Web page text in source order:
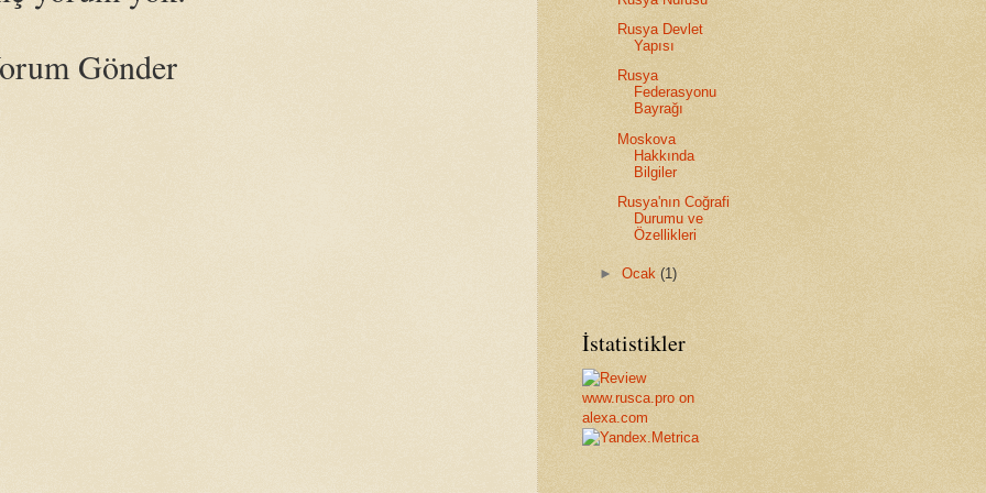
Gönder
Rusya Devlet
Yapısı
Rusya
Federasyonu
Bayrağı
Moskova
Hakkında
Bilgiler
Rusya'nın Coğrafi
Durumu ve
Özellikleri
►Ocak(1)
İstatistikler